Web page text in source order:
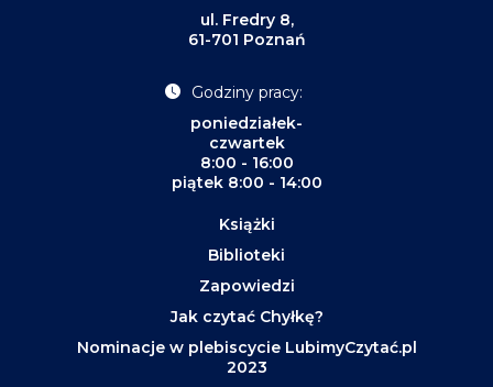
ul. Fredry 8,
61-701 Poznań
Godziny pracy:
poniedziałek-
czwartek
8:00 - 16:00
piątek 8:00 - 14:00
Książki
Biblioteki
Zapowiedzi
Jak czytać Chyłkę?
Nominacje w plebiscycie LubimyCzytać.pl
2023